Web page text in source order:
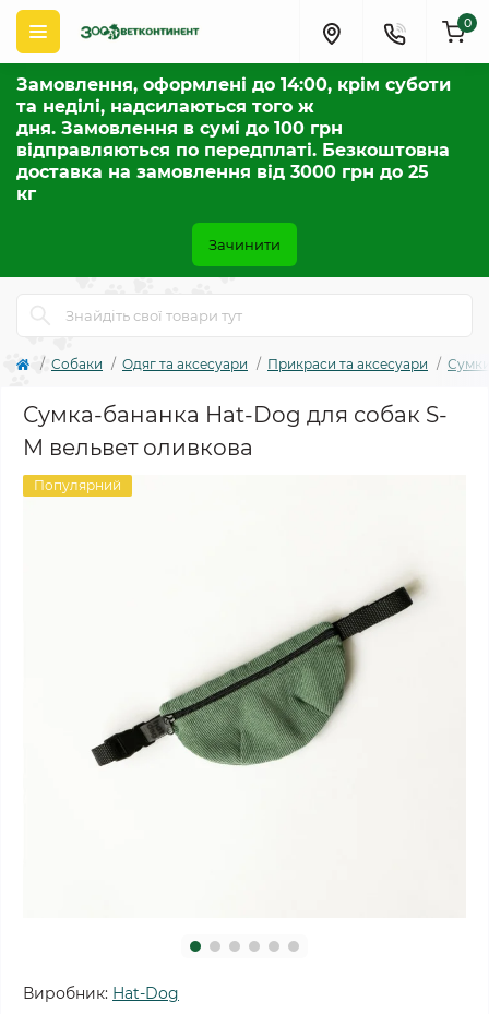
Замовлення, оформлені до 14:00, крім суботи
та неділі, надсилаються того ж
дня. Замовлення в сумі до 100 грн
відправляються по передплаті. Безкоштовна
доставка на замовлення від 3000 грн до 25
кг
Зачинити
0
Собаки Одяг та аксесуари Прикраси та аксесуари
Сумка-бананка Hat-Dog для собак S-
M вельвет оливкова
Популярний
Виробник: Hat-Dog